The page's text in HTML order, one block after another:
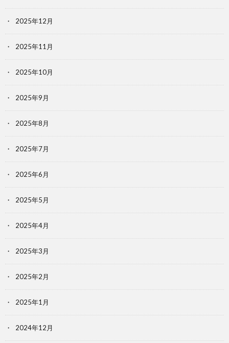
2025年12月
2025年11月
2025年10月
2025年9月
2025年8月
2025年7月
2025年6月
2025年5月
2025年4月
2025年3月
2025年2月
2025年1月
2024年12月